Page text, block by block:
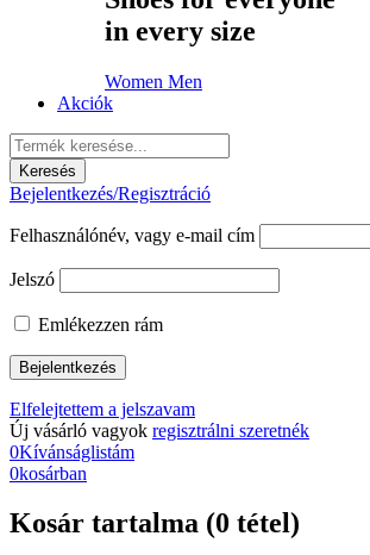
in every size
Women Men
Akciók
Bejelentkezés/Regisztráció
Felhasználónév, vagy e-mail cím
Jelszó
Emlékezzen rám
Elfelejtettem a jelszavam
Új vásárló vagyok regisztrálni szeretnék
0Kívánságlistám
0kosárban
Kosár tartalma (0 tétel)